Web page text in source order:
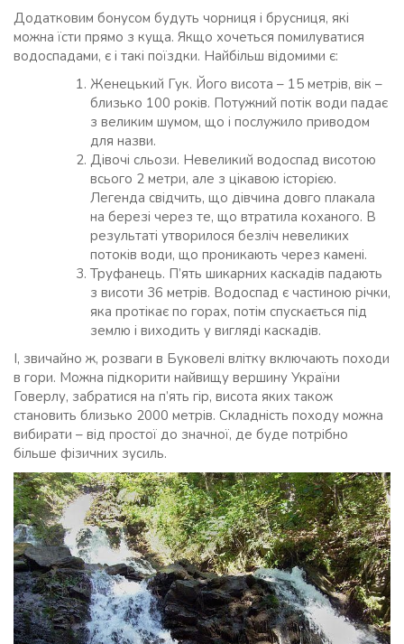
Додатковим бонусом будуть чорниця і брусниця, які
можна їсти прямо з куща. Якщо хочеться помилуватися
водоспадами, є і такі поїздки. Найбільш відомими є:
Женецький Гук. Його висота – 15 метрів, вік –
близько 100 років. Потужний потік води падає
з великим шумом, що і послужило приводом
для назви.
Дівочі сльози. Невеликий водоспад висотою
всього 2 метри, але з цікавою історією.
Легенда свідчить, що дівчина довго плакала
на березі через те, що втратила коханого. В
результаті утворилося безліч невеликих
потоків води, що проникають через камені.
Труфанець. П’ять шикарних каскадів падають
з висоти 36 метрів. Водоспад є частиною річки,
яка протікає по горах, потім спускається під
землю і виходить у вигляді каскадів.
І, звичайно ж, розваги в Буковелі влітку включають походи
в гори. Можна підкорити найвищу вершину України
Говерлу, забратися на п’ять гір, висота яких також
становить близько 2000 метрів. Складність походу можна
вибирати – від простої до значної, де буде потрібно
більше фізичних зусиль.